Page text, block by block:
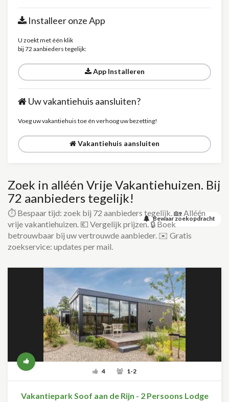
Installeer onze App
U zoekt met één klik
bij 72 aanbieders tegelijk:
App Installeren
Uw vakantiehuis aansluiten?
Voeg uw vakantiehuis toe én verhoog uw bezetting!
Vakantiehuis aansluiten
Bewaar zoekopdracht
Zoek in alléén Vrije Vakantiehuizen. Bij
72 aanbieders tegelijk!
⏱️ Bespaar tijd: zoek bij 72 aanbieders tegelijk. 🏡 Alléén
vrije vakantiehuizen. 💶 Vergelijk prijzen. 🔒 Boek
betrouwbaar bij uw vertrouwde aanbieder. ✉️ Gratis
zoekservice: updates per mail.
4 1-2
Vakantiepark Soof aan de Rijn - 2 Persoons Lodge